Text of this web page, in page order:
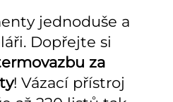
jednoduše a
Dopřejte si
za
! Vázací přístroj